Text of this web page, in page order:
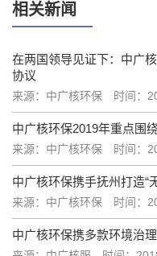
相关新闻
在两国领导见证下：中广
协议
来源：中广核环保 时间：
中广核环保2019年重点围
来源：中广核环保 时间：
中广核环保携手抚州打造“
来源：中广核环保 时间：
中广核环保携多款环境治